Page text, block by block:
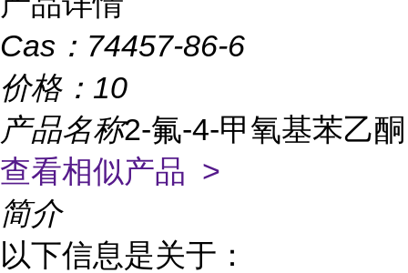
Cas： 74457-86-6
价格： 10
产品名称2-氟-4-甲氧基苯乙酮
查看相似产品 >
简介
以下信息是关于：